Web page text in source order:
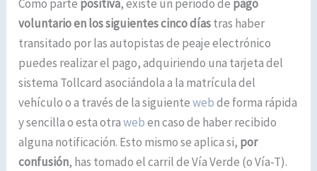
Como parte positiva, existe un periodo de pago
voluntario en los siguientes cinco díastras haber
transitado por las autopistas de peaje electrónico
puedes realizar el pago, adquiriendo una tarjeta del
sistema Tollcard asociándola a la matrícula del
vehículo o a través de la siguientewebde forma rápida
y sencilla o esta otraweben caso de haber recibido
alguna notificación. Esto mismo se aplica si, por
confusión, has tomado el carril de Vía Verde (o Vía-T).